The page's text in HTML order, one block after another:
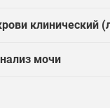
клинический
мочи